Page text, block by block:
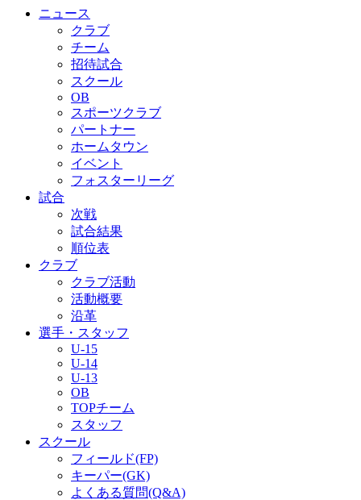
ニュース
クラブ
チーム
招待試合
スクール
OB
スポーツクラブ
パートナー
ホームタウン
イベント
フォスターリーグ
試合
次戦
試合結果
順位表
クラブ
クラブ活動
活動概要
沿革
選手・スタッフ
U-15
U-14
U-13
OB
TOPチーム
スタッフ
スクール
フィールド(FP)
キーパー(GK)
よくある質問(Q&A)